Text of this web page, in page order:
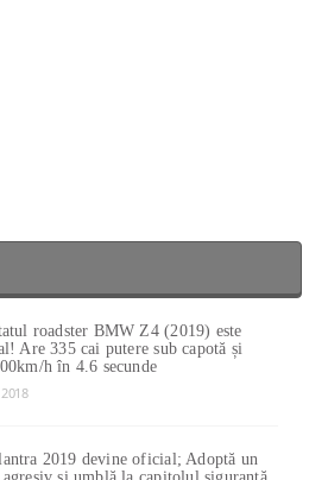
roadster BMW Z4 (2019) este
Are 335 cai putere sub capotă și
h în 4.6 secunde
2019 devine oficial; Adoptă un